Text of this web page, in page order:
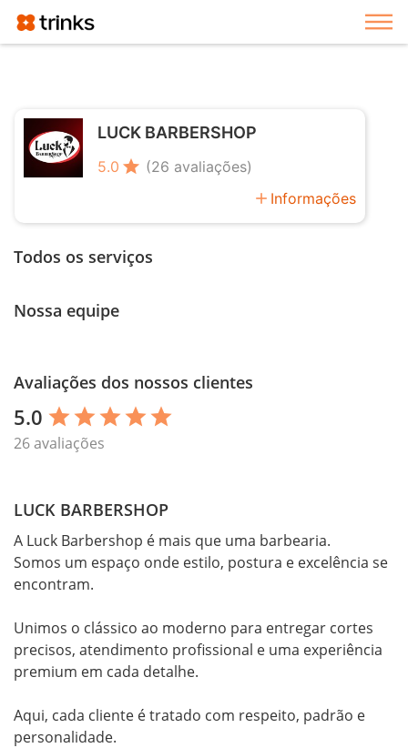
LUCK BARBERSHOP
5.0 star (26 avaliações)
add Informações
Todos os serviços
Nossa equipe
Avaliações dos nossos clientes
5.0 star star star star star
26 avaliações
LUCK BARBERSHOP
A Luck Barbershop é mais que uma barbearia.
Somos um espaço onde estilo, postura e excelência se
encontram.
Unimos o clássico ao moderno para entregar cortes
precisos, atendimento profissional e uma experiência
premium em cada detalhe.
Aqui, cada cliente é tratado com respeito, padrão e
personalidade.